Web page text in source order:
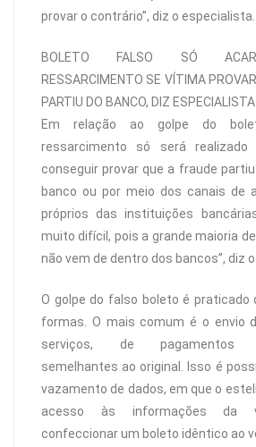
provar o contrário”, diz o especialista.
BOLETO FALSO SÓ
RESSARCIMENTO SE VÍTIMA
PARTIU DO BANCO, DIZ ESPECIALISTA
Em relação ao golpe do
ressarcimento só será
conseguir provar que a fraude
banco ou por meio dos canais de
próprios das instituições
muito difícil, pois a grande maioria
não vem de dentro dos bancos”, diz o
O golpe do falso boleto é praticado
formas. O mais comum é o envio
serviços, de pagamentos
semelhantes ao original. Isso é
vazamento de dados, em que o
acesso às informações da
confeccionar um boleto idêntico ao